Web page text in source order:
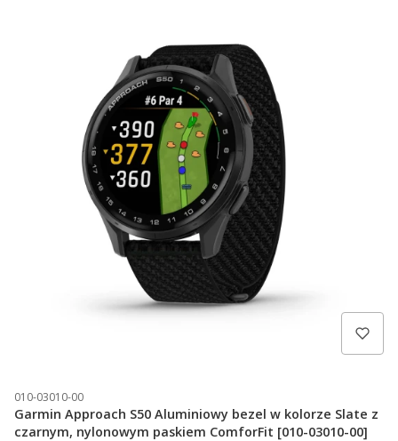
010-03010-00
Garmin Approach S50 Aluminiowy bezel w kolorze Slate z
czarnym, nylonowym paskiem ComforFit [010-03010-00]